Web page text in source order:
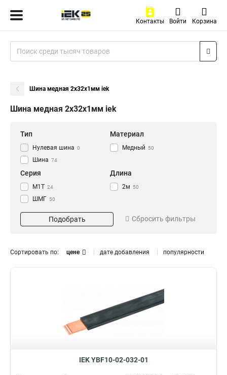
Контакты Войти Корзина
Шина медная 2x32x1мм iek
Шина медная 2x32x1мм iek
Тип
Нулевая шина 0
Шина 74
Материал
Медный 50
Серия
М1Т 24
ШМГ 50
Длина
2м 50
Размер
3х30х4000мм 1
12x100x1мм 0
1
1
Подобрать Сбросить фильтры
Сортировать по: цене дате добавления популярности
IEK YBF10-02-032-01